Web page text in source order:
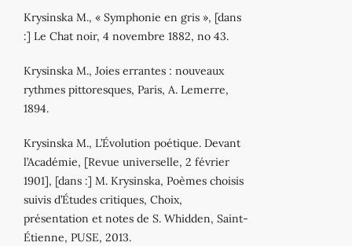
Krysinska M., « Symphonie en gris », [dans
:] Le Chat noir, 4 novembre 1882, no 43.
Krysinska M., Joies errantes : nouveaux
rythmes pittoresques, Paris, A. Lemerre,
1894.
Krysinska M., L’Évolution poétique. Devant
l’Académie, [Revue universelle, 2 février
1901], [dans :] M. Krysinska, Poèmes choisis
suivis d’Études critiques, Choix,
présentation et notes de S. Whidden, Saint‐
Étienne, PUSE, 2013.